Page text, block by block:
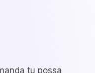
tu possa